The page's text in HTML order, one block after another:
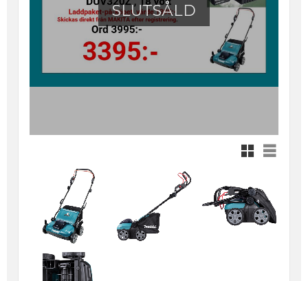
SLUTSÅLD
Rutnätsvy
Listvy